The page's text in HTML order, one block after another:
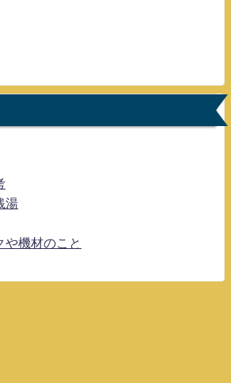
湯
や機材のこと